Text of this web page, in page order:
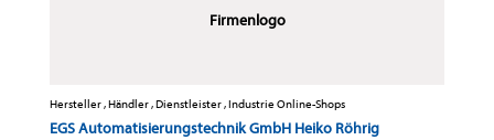
Firmenlogo
Hersteller , Händler , Dienstleister , Industrie Online-Shops
EGS Automatisierungstechnik GmbH Heiko Röhrig